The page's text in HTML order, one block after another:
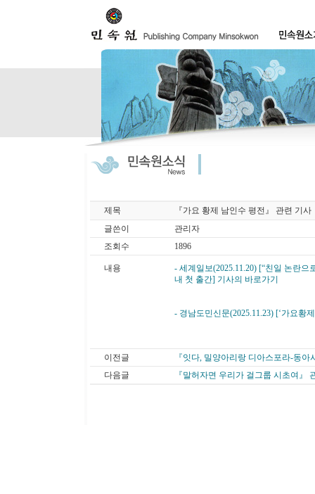
제목
『가요 황제 남인수 평전』 관련 기사
글쓴이
관리자
조회수
1896
내용
- 세계일보(2025.11.20) [“친일 논란
내 첫 출간] 기사의 바로가기
- 경남도민신문(2025.11.23) [‘가요황
이전글
『잇다, 밀양아리랑 디아스포라-동아
다음글
『말허자면 우리가 걸그룹 시초여』